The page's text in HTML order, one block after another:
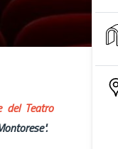
del Teatro